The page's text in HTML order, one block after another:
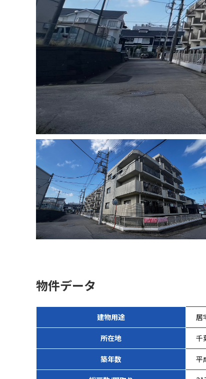
物件データ
建物用途 居
所在地 千
築年数 平